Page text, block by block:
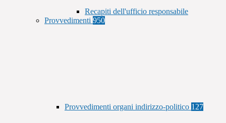
Recapiti dell'ufficio responsabile
Provvedimenti 950
Provvedimenti organi indirizzo-politico 127